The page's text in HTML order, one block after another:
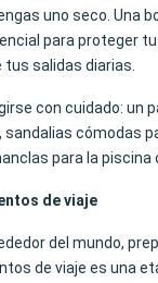
uno seco. Una
para proteger
salidas diarias.
con cuidado: un
sandalias cómodas
para la piscina
de viaje
del mundo,
de viaje es una